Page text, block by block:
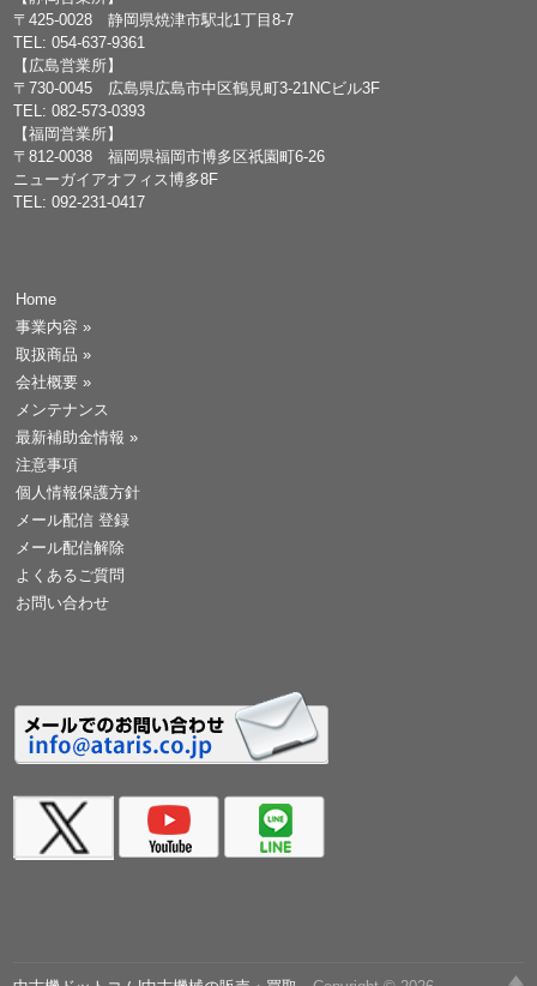
〒425-0028 静岡県焼津市駅北1丁目8-7
TEL: 054-637-9361
【広島営業所】
〒730-0045 広島県広島市中区鶴見町3-21NCビル3F
TEL: 082-573-0393
【福岡営業所】
〒812-0038 福岡県福岡市博多区祇園町6-26
ニューガイアオフィス博多8F
TEL: 092-231-0417
Home
事業内容 »
取扱商品 »
会社概要 »
メンテナンス
最新補助金情報 »
注意事項
個人情報保護方針
メール配信 登録
メール配信解除
よくあるご質問
お問い合わせ